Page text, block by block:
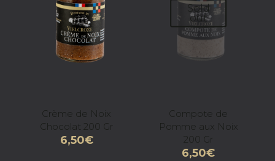
Crème de Noix
Chocolat 200 Gr
6,50€
Sold
out
Compote de
Pomme aux Noix
200 Gr
6,50€